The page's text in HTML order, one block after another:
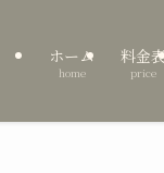
ホーム
home
料金
price